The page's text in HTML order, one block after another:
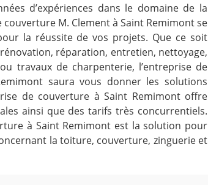
d’expériences dans le domaine de la
M. Clement à Saint Remimont se
la réussite de vos projets. Que ce soit
réparation, entretien, nettoyage,
travaux de charpenterie, l’entreprise de
saura vous donner les solutions
de couverture à Saint Remimont offre
ainsi que des tarifs très concurrentiels.
à Saint Remimont est la solution pour
la toiture, couverture, zinguerie et